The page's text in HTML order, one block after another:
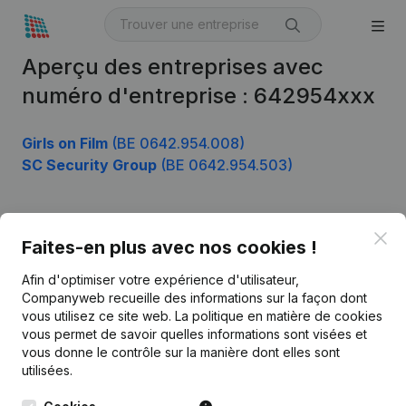
Aperçu des entreprises avec
numéro d'entreprise : 642954xxx
Girls on Film (BE 0642.954.008)
SC Security Group (BE 0642.954.503)
Faites-en plus avec nos cookies !
Afin d'optimiser votre expérience d'utilisateur,
Companyweb recueille des informations sur la façon dont
vous utilisez ce site web. La politique en matière de cookies
vous permet de savoir quelles informations sont visées et
vous donne le contrôle sur la manière dont elles sont
utilisées.
Français
Kantorenpark Everest
248D,
Monitoring
Recherche internationale